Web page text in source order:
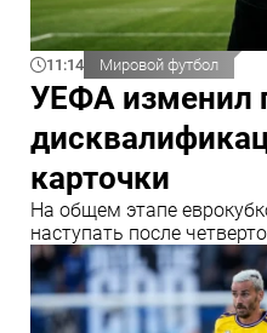
11:14 Мировой футбол
УЕФА изменил
карточки
На общем этапе
наступать после